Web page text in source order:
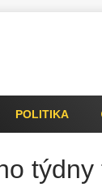
POLITIKA